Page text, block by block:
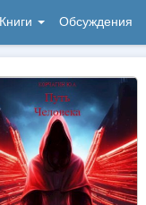
Книги Обсуждения